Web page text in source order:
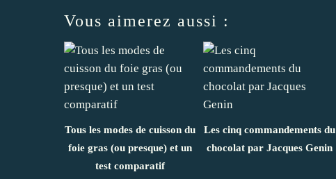
Vous aimerez aussi :
Tous les modes de cuisson du
foie gras (ou presque) et un
test comparatif
Les cinq commandements du
chocolat par Jacques Genin